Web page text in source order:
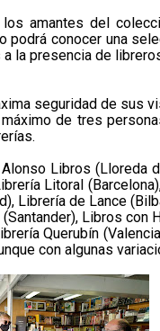
amantes del
podrá conocer una
la presencia de
seguridad de sus
de tres
Libros (Lloreda
Litoral
Librería de Lance
Libros con
Querubín
con algunas